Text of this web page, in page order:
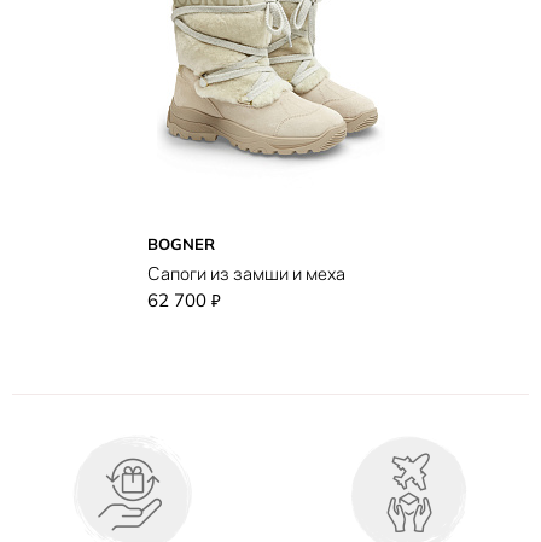
BOGNER
Сапоги из замши и меха
62 700 ₽